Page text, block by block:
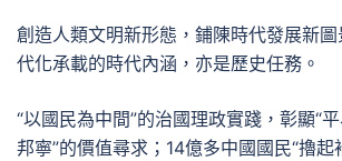
創造人類文明新形態，鋪陳時代發展新
代化承載的時代內涵，亦是歷史任務。
“以國民為中間”的治國理政實踐，彰顯“
邦寧”的價值尋求；14億多中國國民“擼起